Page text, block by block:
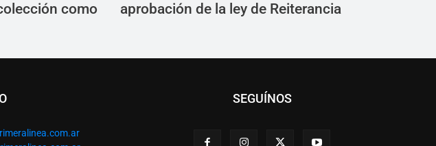
como
aprobación de la ley de Reiterancia
SEGUÍNOS